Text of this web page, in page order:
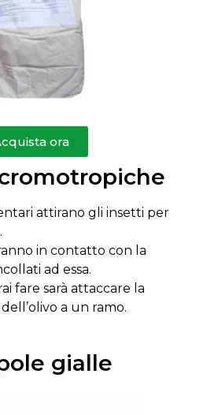
ora
attirano gli insetti per
in contatto con la
ad essa.
fare sarà attaccare la
a un ramo.
gialle